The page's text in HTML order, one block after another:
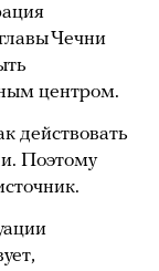
Чечни
центром.
действовать
Поэтому